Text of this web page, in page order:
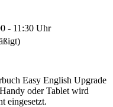
- 11:30 Uhr
Easy English Upgrade
oder Tablet wird
eingesetzt.